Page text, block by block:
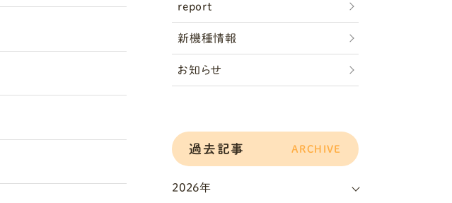
report
新機種情報
お知らせ
過去記事 ARCHIVE
2026年